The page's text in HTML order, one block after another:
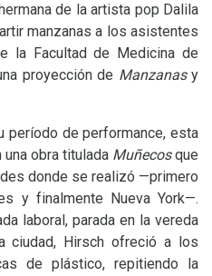
de la artista pop Dalila
manzanas a los asistentes
la Facultad de Medicina de
proyección de Manzanas y
período de performance, esta
obra titulada Muñecosque
donde se realizó —primero
y finalmente Nueva York—.
laboral, parada en la vereda
ciudad, Hirsch ofreció a los
de plástico, repitiendo la